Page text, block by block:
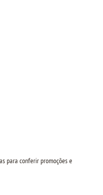
para conferir promoções e